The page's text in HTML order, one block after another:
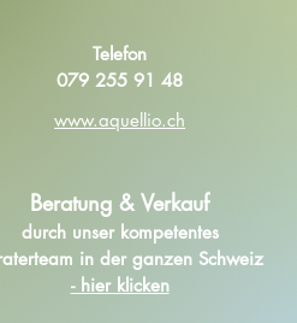
Telefon
079 255 91 48
www.aquellio.ch
Beratung & Verkauf
durch unser kompetentes
in der ganzen Schweiz
- hier klicken